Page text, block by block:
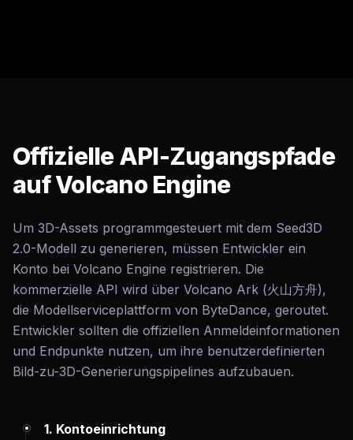
Offizielle API-Zugangspfade
auf Volcano Engine
Um 3D-Assets programmgesteuert mit dem Seed3D
2.0-Modell zu generieren, müssen Entwickler ein
Konto bei Volcano Engine registrieren. Die
kommerzielle API wird über Volcano Ark (火山方舟),
die Modellserviceplattform von ByteDance, geroutet.
Entwickler sollten die offiziellen Anmeldeinformationen
und Endpunkte nutzen, um ihre benutzerdefinierten
Bild-zu-3D-Generierungspipelines aufzubauen.
1. Kontoeinrichtung